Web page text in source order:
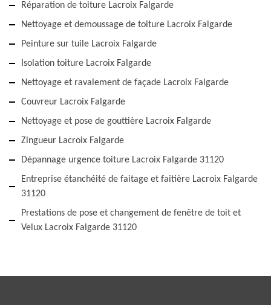
Réparation de toiture Lacroix Falgarde
Nettoyage et demoussage de toiture Lacroix Falgarde
Peinture sur tuile Lacroix Falgarde
Isolation toiture Lacroix Falgarde
Nettoyage et ravalement de façade Lacroix Falgarde
Couvreur Lacroix Falgarde
Nettoyage et pose de gouttière Lacroix Falgarde
Zingueur Lacroix Falgarde
Dépannage urgence toiture Lacroix Falgarde 31120
Entreprise étanchéité de faitage et faitière Lacroix Falgarde
31120
Prestations de pose et changement de fenêtre de toit et
Velux Lacroix Falgarde 31120